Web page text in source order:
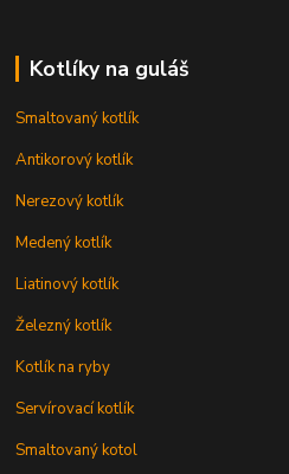
Kotlíky na guláš
Smaltovaný kotlík
Antikorový kotlík
Nerezový kotlík
Medený kotlík
Liatinový kotlík
Železný kotlík
Kotlík na ryby
Servírovací kotlík
Smaltovaný kotol